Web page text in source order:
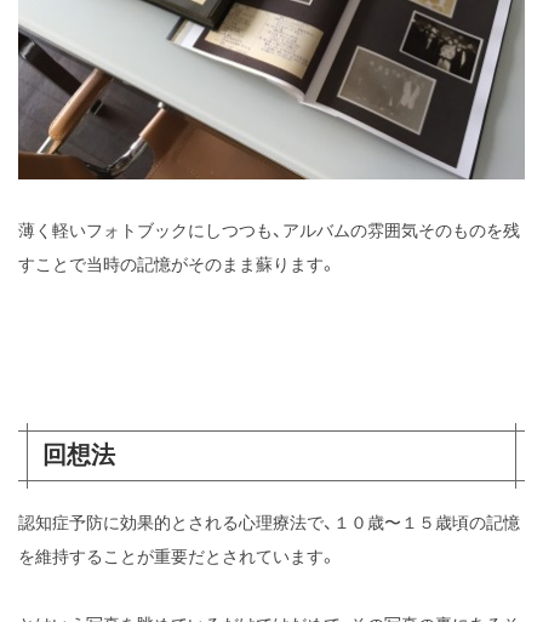
薄く軽いフォトブックにしつつも、アルバムの雰囲気そのものを残
すことで当時の記憶がそのまま蘇ります。
回想法
認知症予防に効果的とされる心理療法で、１０歳〜１５歳頃の記憶
を維持することが重要だとされています。